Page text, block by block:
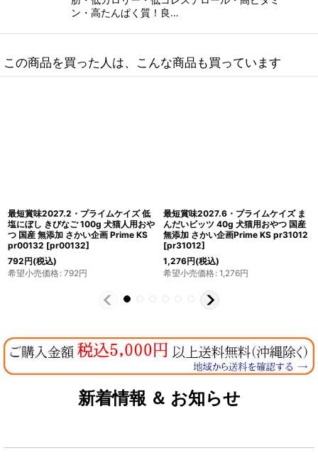
ン・高たんぱく質！良…
この商品を買った人は、こんな商品も買っています
最短賞味2027.6・プライムケイズ ビ
ーフビッツ 40g 犬猫用おやつ 国産牛
肉 無添加 さかい企画 Prime KS
pr50807 [pr50807]
1,430円(税込)
希望小売価格: 1,430円
最短賞味2027.7・プライムケイズ カ
ンガルービッツ 40g 犬猫用おやつ 国
産 無添加 さかい企画 Prime KS
pr31050 [
1,089円(税込)
希望小売価格: 1,089円
新着情報 ＆ お知らせ